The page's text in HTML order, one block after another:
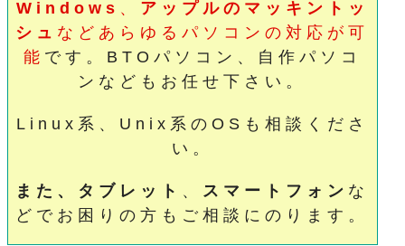
Windows 、 アップルのマッキントッ
シュ などあらゆるパソコンの対応が可
能 です。BTOパソコン、自作パソコ
ンなどもお任せ下さい。
Linux系、Unix系のOSも相談くださ
い。
また、タブレット 、 スマートフォン な
どでお困りの方もご相談にのります。